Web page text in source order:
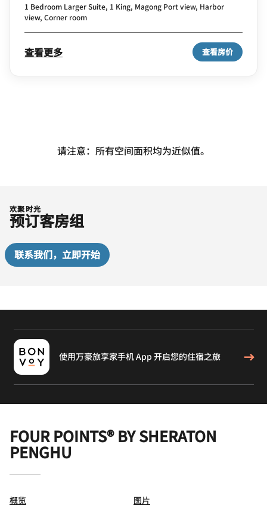
1 Bedroom Larger Suite, 1 King, Magong Port view, Harbor
view, Corner room
查看更多 查看房价
请注意：所有空间面积均为近似值。
欢聚时光
预订客房组
联系我们，立即开始
使用万豪旅享家手机 App 开启您的住宿之旅
FOUR POINTS® BY SHERATON
PENGHU
概览
图片